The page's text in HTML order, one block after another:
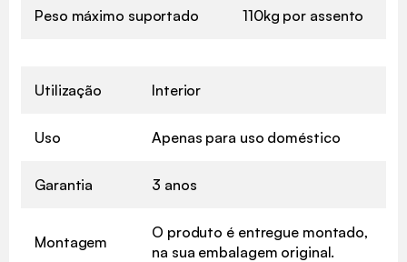
Peso máximo suportado 110kg por assento
Utilização Interior
Uso Apenas para uso doméstico
Garantia 3 anos
Montagem
O produto é entregue montado,
na sua embalagem original.